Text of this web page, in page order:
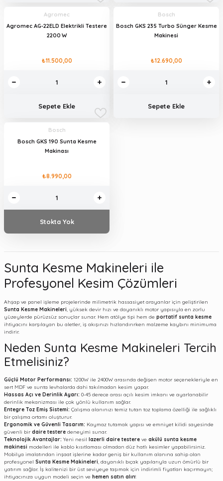
Agromec
Agromec AG‑22ELD Elektrikli Testere
2200 W
₺11.500,00
Sepete Ekle
Bosch
Bosch GKS 235 Turbo Sünger Kesme
Makinesi
₺12.690,00
Sepete Ekle
Bosch
Bosch GKS 190 Sunta Kesme
Makinası
₺8.990,00
Stokta Yok
Sunta Kesme Makineleri ile
Profesyonel Kesim Çözümleri
Ahşap ve panel işleme projelerinde milimetrik hassasiyet arayanlar için geliştirilen
Sunta Kesme Makineleri, yüksek devir hızı ve dayanıklı motor yapısıyla en zorlu
yüzeylerde pürüzsüz sonuçlar sunar. Hem atölye tipi hem de portatif sunta kesme
ihtiyacını karşılayan bu aletler, iş akışınızı hızlandırırken malzeme kaybını minimuma
indirir.
Neden Sunta Kesme Makineleri Tercih
Etmelisiniz?
Güçlü Motor Performansı: 1200W ile 2400W arasında değişen motor seçenekleriyle en
sert MDF ve sunta levhalarda dahi takılmadan kesim yapar.
Hassas Açı ve Derinlik Ayarı: 0-45 derece arası açılı kesim imkanı ve ayarlanabilir
derinlik mekanizması ile çok yönlü kullanım sağlar.
Entegre Toz Emiş Sistemi: Çalışma alanınızı temiz tutan toz toplama özelliği ile sağlıklı
bir çalışma ortamı oluşturur.
Ergonomik ve Güvenli Tasarım: Kaymaz tutamak yapısı ve emniyet kilidi sayesinde
güvenli bir daire testere deneyimi sunar.
Teknolojik Avantajlar: Yeni nesil lazerli daire testere ve akülü sunta kesme
makinesi modelleri ile kablo kısıtlaması olmadan düz hatlı kesimler yapabilirsiniz.
Mobilya imalatından inşaat işlerine kadar geniş bir kullanım alanına sahip olan
profesyonel Sunta Kesme Makineleri, dayanıklı bıçak yapılarıyla uzun ömürlü bir
yatırım sağlar. İş kalitenizi bir üst seviyeye taşımak için indirimli fiyatları kaçırmayın;
ihtiyacınıza uygun modeli seçin ve hemen satın alın!